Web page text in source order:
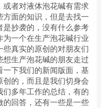
或者对液体泡花碱有需求
面的知识，但是去找一
是抄袭的，没有什么参考
为一个在生产泡花碱行业
些真实的原创的对朋友们
生产泡花碱的朋友走过
一下我们的新闻版面，基
的，而且是我们切身会
们多年工作的总结，有的
的回答，还有一些是一些